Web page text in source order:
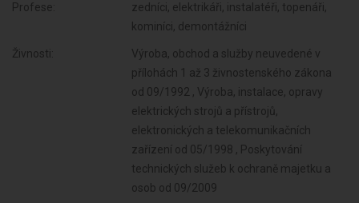
Profese:
zedníci, elektrikáři, instalatéři, topenáři,
kominíci, demontážníci
Živnosti:
Výroba, obchod a služby neuvedené v
přílohách 1 až 3 živnostenského zákona
od 09/1992 , Výroba, instalace, opravy
elektrických strojů a přístrojů,
elektronických a telekomunikačních
zařízení od 05/1998 , Poskytování
technických služeb k ochraně majetku a
osob od 09/2009